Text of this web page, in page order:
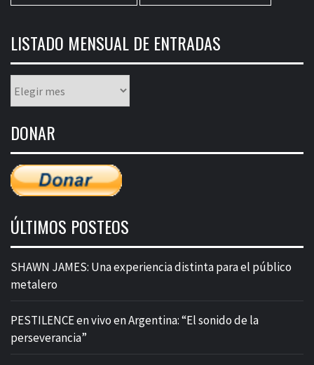
LISTADO MENSUAL DE ENTRADAS
mensual
entradas
DONAR
ÚLTIMOS POSTEOS
SHAWN JAMES: Una experiencia distinta para el público
metalero
PESTILENCE en vivo en Argentina: “El sonido de la
perseverancia”